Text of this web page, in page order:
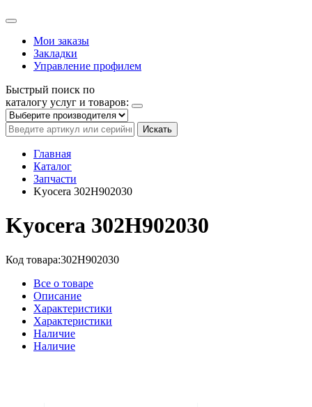
Мои заказы
Закладки
Управление профилем
Быстрый поиск по
каталогу услуг и товаров:
Искать
Главная
Каталог
Запчасти
Kyocera 302H902030
Kyocera 302H902030
Код товара:302H902030
Все о товаре
Описание
Характеристики
Характеристики
Наличие
Наличие